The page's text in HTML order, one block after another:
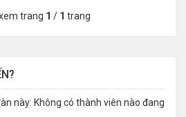
trang 1 / 1 trang
này: Không có thành viên nào đang